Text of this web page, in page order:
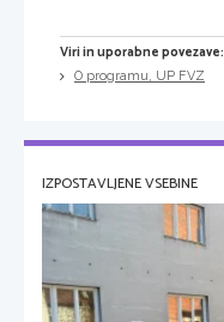
Viri in uporabne povezave:
O programu, UP FVZ
IZPOSTAVLJENE VSEBINE